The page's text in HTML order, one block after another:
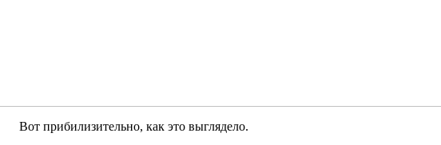
Вот прибилизительно, как это выглядело.